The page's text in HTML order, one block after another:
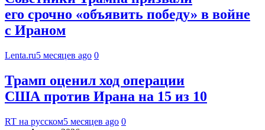
его срочно «объявить победу» в войне
с Ираном
Lenta.ru5 месяцев ago 0
Трамп оценил ход операции
США против Ирана на 15 из 10
RT на русском5 месяцев ago 0